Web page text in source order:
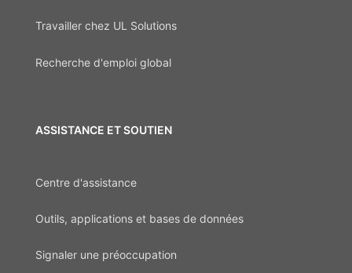
Travailler chez UL Solutions
Recherche d'emploi global
ASSISTANCE ET SOUTIEN
Centre d'assistance
Outils, applications et bases de données
Signaler une préoccupation